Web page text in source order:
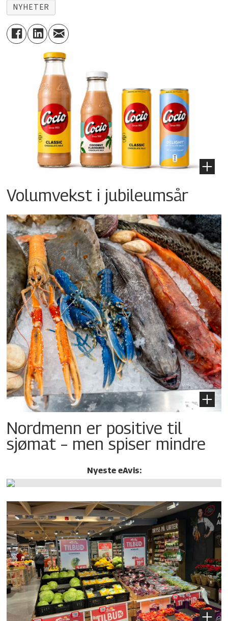
NYHETER
Volumvekst i jubileumsår
Nordmenn er positive til
sjømat – men spiser mindre
Nyeste eAvis: